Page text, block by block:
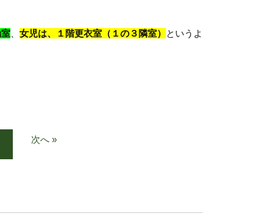
女児は、１階更衣室（１の３隣室）
というよ
次へ »